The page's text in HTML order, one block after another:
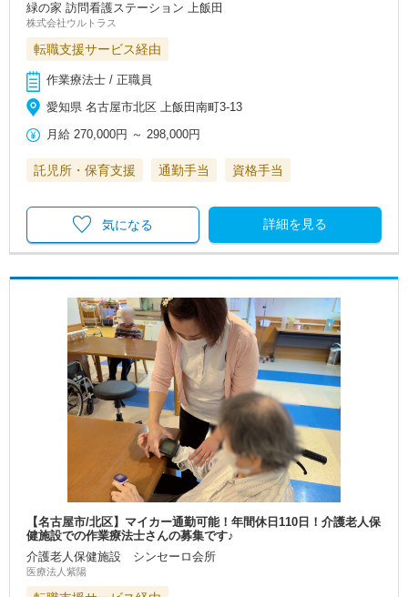
緑の家 訪問看護ステーション 上飯田
株式会社ウルトラス
転職支援サービス経由
作業療法士 / 正職員
愛知県 名古屋市北区 上飯田南町3-13
月給 270,000円 ～298,000円
託児所・保育支援 通勤手当 資格手当
詳細を見る
気になる
【名古屋市/北区】マイカー通勤可能！年間休日110日！介護老人保
健施設での作業療法士さんの募集です♪
介護老人保健施設 シンセーロ会所
医療法人紫陽